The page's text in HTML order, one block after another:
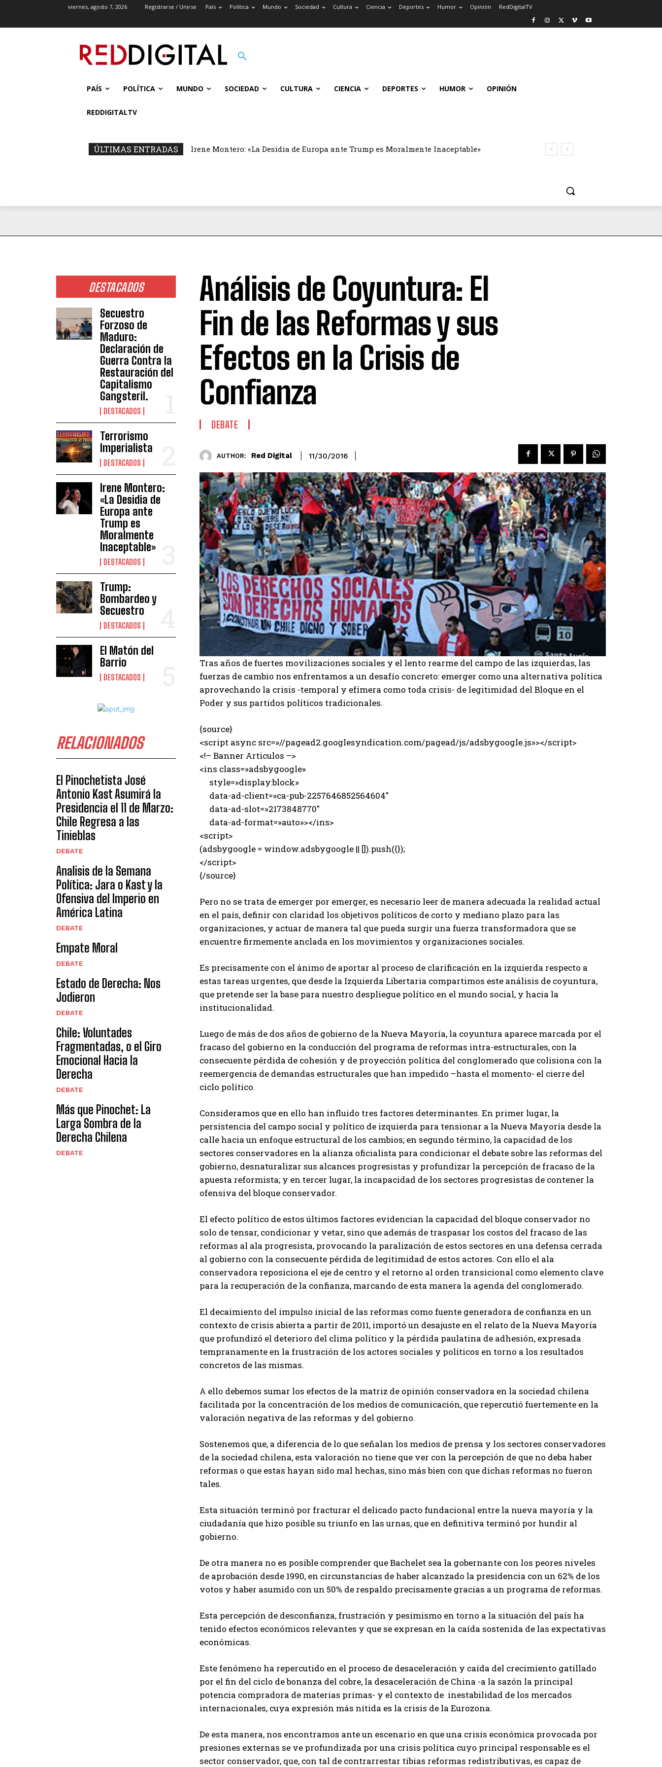
viernes, agosto 7, 2026 Registrarse / Unirse País Política Mundo Sociedad Cultura Ciencia Deportes Humor Opinión RedDigitalTV
PAÍS POLÍTICA MUNDO SOCIEDAD CULTURA CIENCIA DEPORTES HUMOR OPINIÓN
REDDIGITALTV
ÚLTIMAS ENTRADAS Irene Montero: «La Desidia de Europa ante Trump es Moralmente Inaceptable»
DESTACADOS
Secuestro
Forzoso de
Maduro:
Declaración de
Guerra Contra la
Restauración del
Capitalismo
Gangsteril.
DESTACADOS
Terrorismo
Imperialista
DESTACADOS
Irene Montero:
«La Desidia de
Europa ante
Trump es
Moralmente
Inaceptable»
DESTACADOS
Trump:
Bombardeo y
Secuestro
DESTACADOS
El Matón del
Barrio
DESTACADOS
RELACIONADOS
El Pinochetista José
Antonio Kast Asumirá la
Presidencia el 11 de Marzo:
Chile Regresa a las
Tinieblas
DEBATE
Analisis de la Semana
Política: Jara o Kast y la
Ofensiva del Imperio en
América Latina
DEBATE
Empate Moral
DEBATE
Estado de Derecha: Nos
Jodieron
DEBATE
Chile: Voluntades
Fragmentadas, o el Giro
Emocional Hacia la
Derecha
DEBATE
Más que Pinochet: La
Larga Sombra de la
Derecha Chilena
DEBATE
Análisis de Coyuntura: El
Fin de las Reformas y sus
Efectos en la Crisis de
Confianza
DEBATE
AUTHOR: Red Digital 11/30/2016
Tras años de fuertes movilizaciones sociales y el lento rearme del campo de las izquierdas, las
fuerzas de cambio nos enfrentamos a un desafío concreto: emerger como una alternativa política
aprovechando la crisis -temporal y efímera como toda crisis- de legitimidad del Bloque en el
Poder y sus partidos políticos tradicionales.
{source}
<script async src=»//pagead2.googlesyndication.com/pagead/js/adsbygoogle.js»></script>
<!– Banner Articulos –>
<ins class=»adsbygoogle»
style=»display:block»
data-ad-client=»ca-pub-2257646852564604″
data-ad-slot=»2173848770″
data-ad-format=»auto»></ins>
<script>
(adsbygoogle = window.adsbygoogle || []).push({});
</script>
{/source}
Pero no se trata de emerger por emerger, es necesario leer de manera adecuada la realidad actual
en el país, definir con claridad los objetivos políticos de corto y mediano plazo para las
organizaciones, y actuar de manera tal que pueda surgir una fuerza transformadora que se
encuentre firmemente anclada en los movimientos y organizaciones sociales.
Es precisamente con el ánimo de aportar al proceso de clarificación en la izquierda respecto a
estas tareas urgentes, que desde la Izquierda Libertaria compartimos este análisis de coyuntura,
que pretende ser la base para nuestro despliegue político en el mundo social, y hacia la
institucionalidad.
Luego de más de dos años de gobierno de la Nueva Mayoría, la coyuntura aparece marcada por el
fracaso del gobierno en la conducción del programa de reformas intra-estructurales, con la
consecuente pérdida de cohesión y de proyección política del conglomerado que colisiona con la
reemergencia de demandas estructurales que han impedido –hasta el momento- el cierre del
ciclo político.
Consideramos que en ello han influido tres factores determinantes. En primer lugar, la
persistencia del campo social y político de izquierda para tensionar a la Nueva Mayoría desde la
calle hacia un enfoque estructural de los cambios; en segundo término, la capacidad de los
sectores conservadores en la alianza oficialista para condicionar el debate sobre las reformas del
gobierno, desnaturalizar sus alcances progresistas y profundizar la percepción de fracaso de la
apuesta reformista; y en tercer lugar, la incapacidad de los sectores progresistas de contener la
ofensiva del bloque conservador.
El efecto político de estos últimos factores evidencian la capacidad del bloque conservador no
solo de tensar, condicionar y vetar, sino que además de traspasar los costos del fracaso de las
reformas al ala progresista, provocando la paralización de estos sectores en una defensa cerrada
al gobierno con la consecuente pérdida de legitimidad de estos actores. Con ello el ala
conservadora reposiciona el eje de centro y el retorno al orden transicional como elemento clave
para la recuperación de la confianza, marcando de esta manera la agenda del conglomerado.
El decaimiento del impulso inicial de las reformas como fuente generadora de confianza en un
contexto de crisis abierta a partir de 2011, importó un desajuste en el relato de la Nueva Mayoría
que profundizó el deterioro del clima político y la pérdida paulatina de adhesión, expresada
tempranamente en la frustración de los actores sociales y políticos en torno a los resultados
concretos de las mismas.
A ello debemos sumar los efectos de la matriz de opinión conservadora en la sociedad chilena
facilitada por la concentración de los medios de comunicación, que repercutió fuertemente en la
valoración negativa de las reformas y del gobierno.
Sostenemos que, a diferencia de lo que señalan los medios de prensa y los sectores conservadores
de la sociedad chilena, esta valoración no tiene que ver con la percepción de que no deba haber
reformas o que estas hayan sido mal hechas, sino más bien con que dichas reformas no fueron
tales.
Esta situación terminó por fracturar el delicado pacto fundacional entre la nueva mayoría y la
ciudadanía que hizo posible su triunfo en las urnas, que en definitiva terminó por hundir al
gobierno.
De otra manera no es posible comprender que Bachelet sea la gobernante con los peores niveles
de aprobación desde 1990, en circunstancias de haber alcanzado la presidencia con un 62% de los
votos y haber asumido con un 50% de respaldo precisamente gracias a un programa de reformas.
Esta percepción de desconfianza, frustración y pesimismo en torno a la situación del país ha
tenido efectos económicos relevantes y que se expresan en la caída sostenida de las expectativas
económicas.
Este fenómeno ha repercutido en el proceso de desaceleración y caída del crecimiento gatillado
por el fin del ciclo de bonanza del cobre, la desaceleración de China -a la sazón la principal
potencia compradora de materias primas- y el contexto de inestabilidad de los mercados
internacionales, cuya expresión más nítida es la crisis de la Eurozona.
De esta manera, nos encontramos ante un escenario en que una crisis económica provocada por
presiones externas se ve profundizada por una crisis política cuyo principal responsable es el
sector conservador, que, con tal de contrarrestar tibias reformas redistributivas, es capaz de